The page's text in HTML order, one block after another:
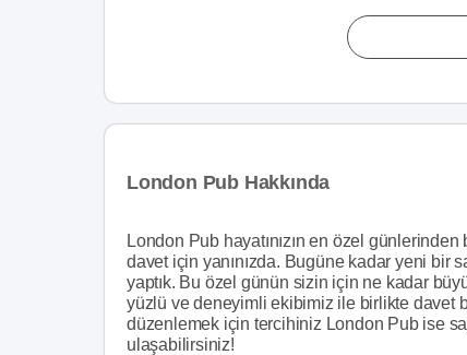
London Pub Hakkında
London Pub hayatınızın en özel
davet için yanınızda. Bugüne kadar yeni bir
yaptık. Bu özel günün sizin için ne kadar
yüzlü ve deneyimli ekibimiz ile birlikte davet
düzenlemek için tercihiniz London Pub ise
ulaşabilirsiniz!